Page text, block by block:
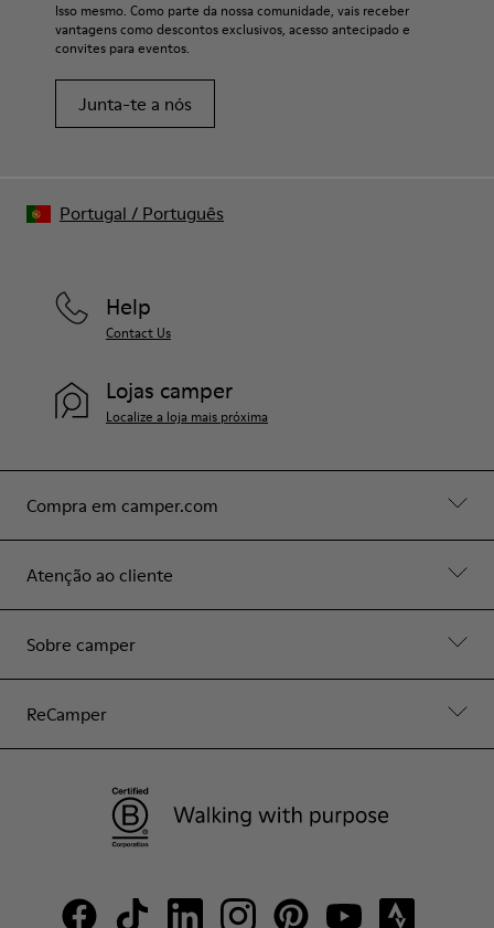
Isso mesmo. Como parte da nossa comunidade, vais receber
vantagens como descontos exclusivos, acesso antecipado e
convites para eventos.
Junta-te a nós
Compra em camper.com
Atenção ao cliente
Sobre camper
ReCamper
Help
Contact Us
Lojas camper
Localize a loja mais próxima
Portugal / Português